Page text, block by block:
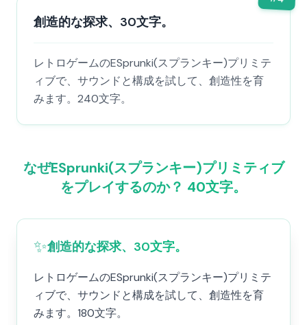
創造的な探求、30文字。
レトロゲームのESprunki(スプランキー)プリミテ
ィブで、サウンドと構成を試して、創造性を育
みます。240文字。
なぜESprunki(スプランキー)プリミティブ
をプレイするのか？ 40文字。
✨創造的な探求、30文字。
レトロゲームのESprunki(スプランキー)プリミテ
ィブで、サウンドと構成を試して、創造性を育
みます。180文字。